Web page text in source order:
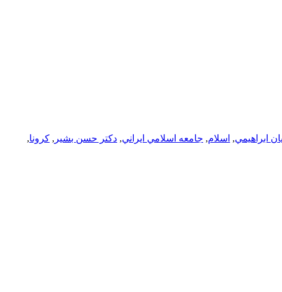
ابراهيمي, اسلام, جامعه اسلامي ايراني, دكتر حسن بشير , كرونا,